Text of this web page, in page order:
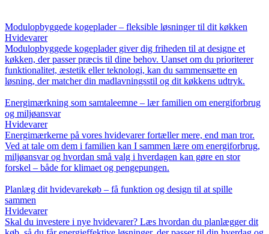
Modulopbyggede kogeplader – fleksible løsninger til dit køkken
Hvidevarer
Modulopbyggede kogeplader giver dig friheden til at designe et
køkken, der passer præcis til dine behov. Uanset om du prioriterer
funktionalitet, æstetik eller teknologi, kan du sammensætte en
løsning, der matcher din madlavningsstil og dit køkkens udtryk.
Energimærkning som samtaleemne – lær familien om energiforbrug
og miljøansvar
Hvidevarer
Energimærkerne på vores hvidevarer fortæller mere, end man tror.
Ved at tale om dem i familien kan I sammen lære om energiforbrug,
miljøansvar og hvordan små valg i hverdagen kan gøre en stor
forskel – både for klimaet og pengepungen.
Planlæg dit hvidevarekøb – få funktion og design til at spille
sammen
Hvidevarer
Skal du investere i nye hvidevarer? Læs hvordan du planlægger dit